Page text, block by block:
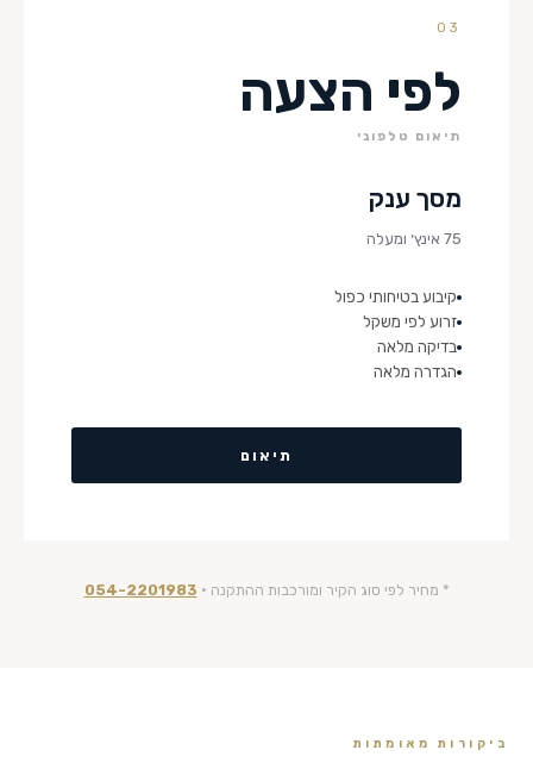
03
לפי הצעה
תיאום טלפוני
מסך ענק
75 אינץ׳ ומעלה
קיבוע בטיחותי כפול
זרוע לפי משקל
בדיקה מלאה
הגדרה מלאה
תיאום
* מחיר לפי סוג הקיר ומורכבות ההתקנה · 054-2201983
ביקורות מאומתות